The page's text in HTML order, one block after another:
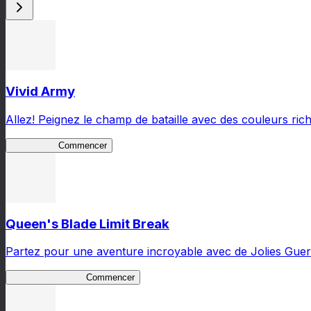
Vivid Army
Allez! Peignez le champ de bataille avec des couleurs
Commencer
Queen's Blade Limit Break
Partez pour une aventure incroyable avec de Jolies
Commencer